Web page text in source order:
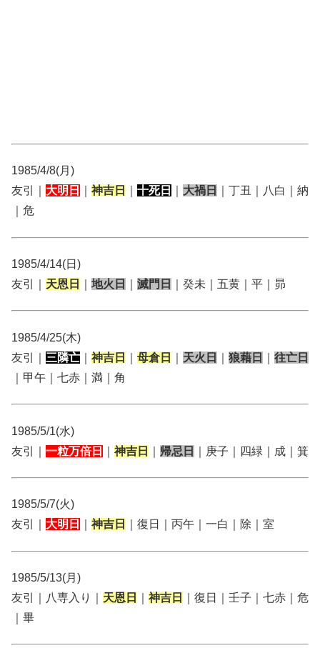
1985/4/8(月)
友引｜ 大明日 神吉日 十死日 大禍日
｜丁丑｜八白｜納
｜危
1985/4/14(日)
友引｜ 天恩日 地火日 滅門日 ｜癸未｜五黄｜平｜昴
1985/4/25(木)
友引｜ 三隣亡 神吉日 母倉日 天火日 狼藉日
往亡日
｜甲午｜七赤｜満｜角
1985/5/1(水)
友引｜ 一粒万倍日 神吉日 帰忌日 ｜庚子｜四緑｜成｜箕
1985/5/7(火)
友引｜ 大明日 神吉日 ｜復日｜丙午｜一白｜除｜室
1985/5/13(月)
友引｜八専入り｜ 天恩日 神吉日
｜復日｜壬子｜七赤｜危
｜畢